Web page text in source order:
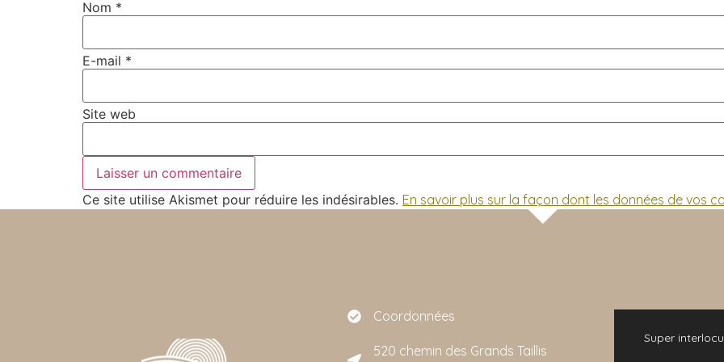
Nom *
E-mail *
Site web
Ce site utilise Akismet pour réduire les indésirables. En savoir plus sur la façon dont les données de vos
Coordonnées
520 chemin des Grands Taillis
est remarquable et son rapport qualité/prix est
Super